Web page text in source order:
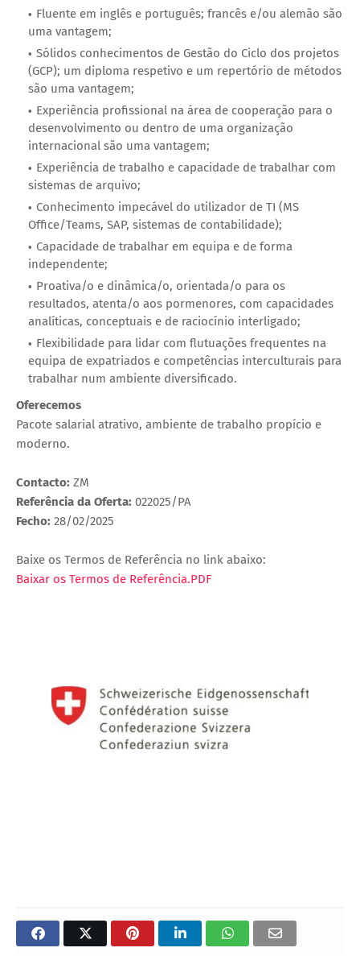
Fluente em inglês e português; francês e/ou alemão são
uma vantagem;
Sólidos conhecimentos de Gestão do Ciclo dos projetos
(GCP); um diploma respetivo e um repertório de métodos
são uma vantagem;
Experiência profissional na área de cooperação para o
desenvolvimento ou dentro de uma organização
internacional são uma vantagem;
Experiência de trabalho e capacidade de trabalhar com
sistemas de arquivo;
Conhecimento impecável do utilizador de TI (MS
Office/Teams, SAP, sistemas de contabilidade);
Capacidade de trabalhar em equipa e de forma
independente;
Proativa/o e dinâmica/o, orientada/o para os
resultados, atenta/o aos pormenores, com capacidades
analíticas, conceptuais e de raciocínio interligado;
Flexibilidade para lidar com flutuações frequentes na
equipa de expatriados e competências interculturais para
trabalhar num ambiente diversificado.
Oferecemos
Pacote salarial atrativo, ambiente de trabalho propício e
moderno.
Contacto: ZM
Referência da Oferta: 022025/PA
Fecho: 28/02/2025
Baixe os Termos de Referência no link abaixo:
Baixar os Termos de Referência.PDF